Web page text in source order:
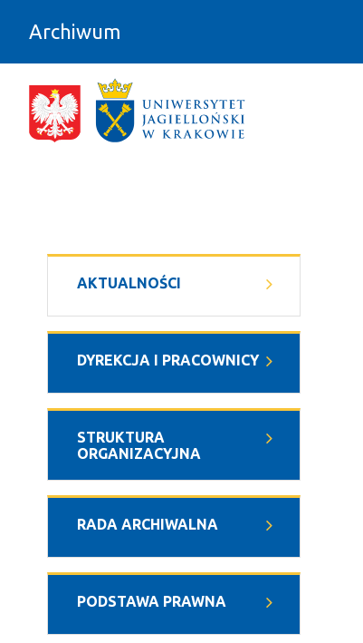
Archiwum
AKTUALNOŚCI
DYREKCJA I PRACOWNICY
STRUKTURA
ORGANIZACYJNA
RADA ARCHIWALNA
PODSTAWA PRAWNA